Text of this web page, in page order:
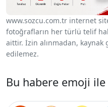
www.sozcu.com.tr internet
fotoğrafların her türlü telif
aittir. İzin alınmadan,
edilemez.
Bu habere emoji